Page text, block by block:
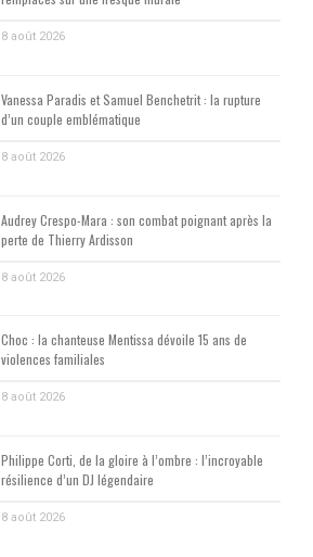
8 août 2026
Vanessa Paradis et Samuel Benchetrit : la rupture
d’un couple emblématique
8 août 2026
Audrey Crespo-Mara : son combat poignant après la
perte de Thierry Ardisson
8 août 2026
Choc : la chanteuse Mentissa dévoile 15 ans de
violences familiales
8 août 2026
Philippe Corti, de la gloire à l’ombre : l’incroyable
résilience d’un DJ légendaire
8 août 2026